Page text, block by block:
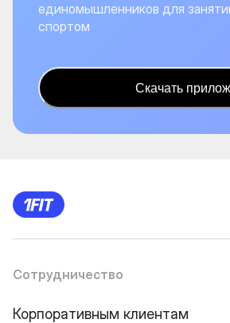
единомышленников для
спортом
Скачать
Сотрудничество
Корпоративным клиентам